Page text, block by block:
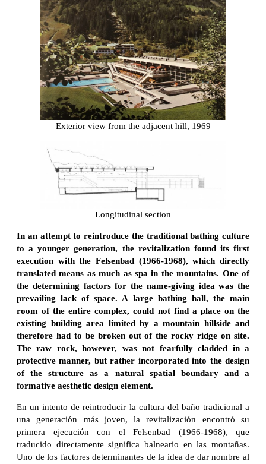
Exterior view from the adjacent hill, 1969
Longitudinal section
In an attempt to reintroduce the traditional bathing culture
to a younger generation, the revitalization found its first
execution with the Felsenbad (1966-1968), which directly
translated means as much as spa in the mountains. One of
the determining factors for the name-giving idea was the
prevailing lack of space. A large bathing hall, the main
room of the entire complex, could not find a place on the
existing building area limited by a mountain hillside and
therefore had to be broken out of the rocky ridge on site.
The raw rock, however, was not fearfully cladded in a
protective manner, but rather incorporated into the design
of the structure as a natural spatial boundary and a
formative aesthetic design element.
En un intento de reintroducir la cultura del baño tradicional a
una generación más joven, la revitalización encontró su
primera ejecución con el Felsenbad (1966-1968), que
traducido directamente significa balneario en las montañas.
Uno de los factores determinantes de la idea de dar nombre al